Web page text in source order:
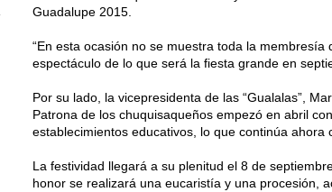
Guadalupe 2015.
“En esta ocasión no se muestra toda la
espectáculo de lo que será la fiesta grande en
Por su lado, la vicepresidenta de las “Gualalas”,
Patrona de los chuquisaqueños empezó en abril
establecimientos educativos, lo que continúa ahora
La festividad llegará a su plenitud el 8 de
honor se realizará una eucaristía y una procesión,